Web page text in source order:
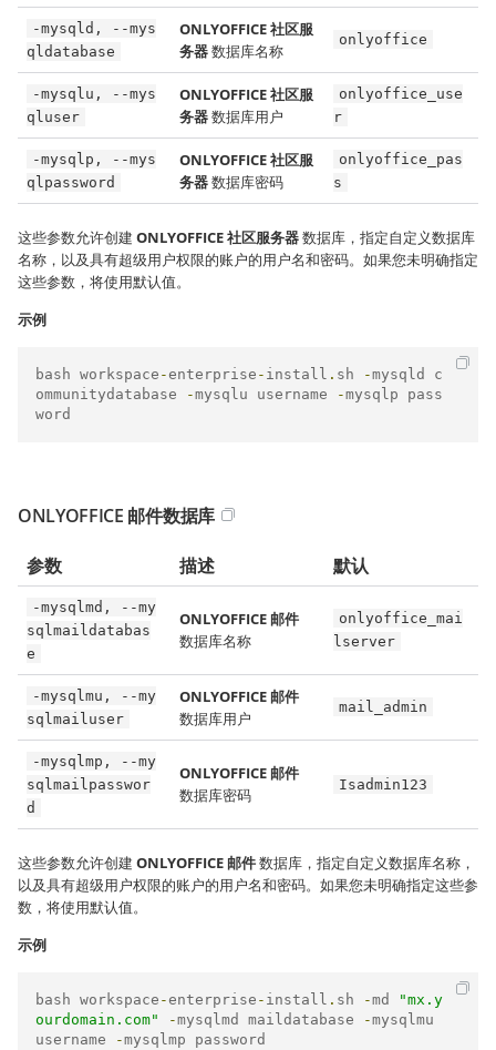
-mysqld, --mys
qldatabase
ONLYOFFICE 社区服
务器数据库名称
onlyoffice
-mysqlu, --mys
qluser
ONLYOFFICE 社区服
务器数据库用户
onlyoffice_use
r
-mysqlp, --mys
qlpassword
ONLYOFFICE 社区服
务器数据库密码
onlyoffice_pas
s
这些参数允许创建 ONLYOFFICE 社区服务器数据库，指定自定义数据库
名称，以及具有超级用户权限的账户的用户名和密码。如果您未明确指定
这些参数，将使用默认值。
示例
bash workspace -enterprise - install . sh -mysqld c
ommunitydatabase
-mysqlu username -mysqlp pass
word
ONLYOFFICE 邮件数据库
参数 描述 默认
-mysqlmd, --my
sqlmaildatabas
e
ONLYOFFICE 邮件
数据库名称
onlyoffice_mai
lserver
-mysqlmu, --my
sqlmailuser
ONLYOFFICE 邮件
数据库用户
mail_admin
-mysqlmp, --my
sqlmailpasswor
d
ONLYOFFICE 邮件
数据库密码
Isadmin123
这些参数允许创建 ONLYOFFICE 邮件数据库，指定自定义数据库名称，
以及具有超级用户权限的账户的用户名和密码。如果您未明确指定这些参
数，将使用默认值。
示例
bash workspace -enterprise - install . sh -md
"mx.y
ourdomain.com"
-mysqlmd maildatabase -mysqlmu
username
-mysqlmp password